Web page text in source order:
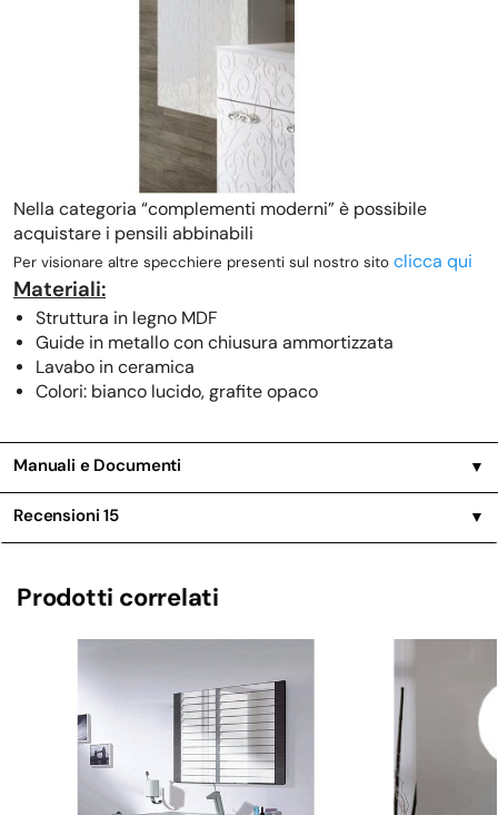
Nella categoria “complementi moderni” è possibile
acquistare i pensili abbinabili
Per visionare altre specchiere presenti sul nostro sito clicca qui
Materiali:
Struttura in legno MDF
Guide in metallo con chiusura ammortizzata
Lavabo in ceramica
Colori: bianco lucido, grafite opaco
Manuali e Documenti ▼
Recensioni15 ▼
Prodotti correlati